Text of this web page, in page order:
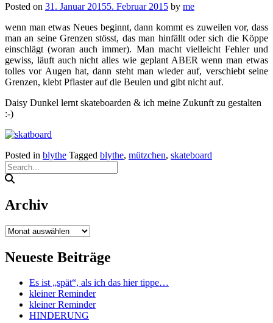
Posted on 31. Januar 20155. Februar 2015 by me
wenn man etwas Neues beginnt, dann kommt es zuweilen vor, dass
man an seine Grenzen stösst, das man hinfällt oder sich die Köppe
einschlägt (woran auch immer). Man macht vielleicht Fehler und
gewiss, läuft auch nicht alles wie geplant ABER wenn man etwas
tolles vor Augen hat, dann steht man wieder auf, verschiebt seine
Grenzen, klebt Pflaster auf die Beulen und gibt nicht auf.
Daisy Dunkel lernt skateboarden & ich meine Zukunft zu gestalten
:-)
Posted in blythe Tagged blythe, mützchen, skateboard
Archiv
Archiv
Neueste Beiträge
Es ist „spät“, als ich das hier tippe…
kleiner Reminder
kleiner Reminder
HINDERUNG